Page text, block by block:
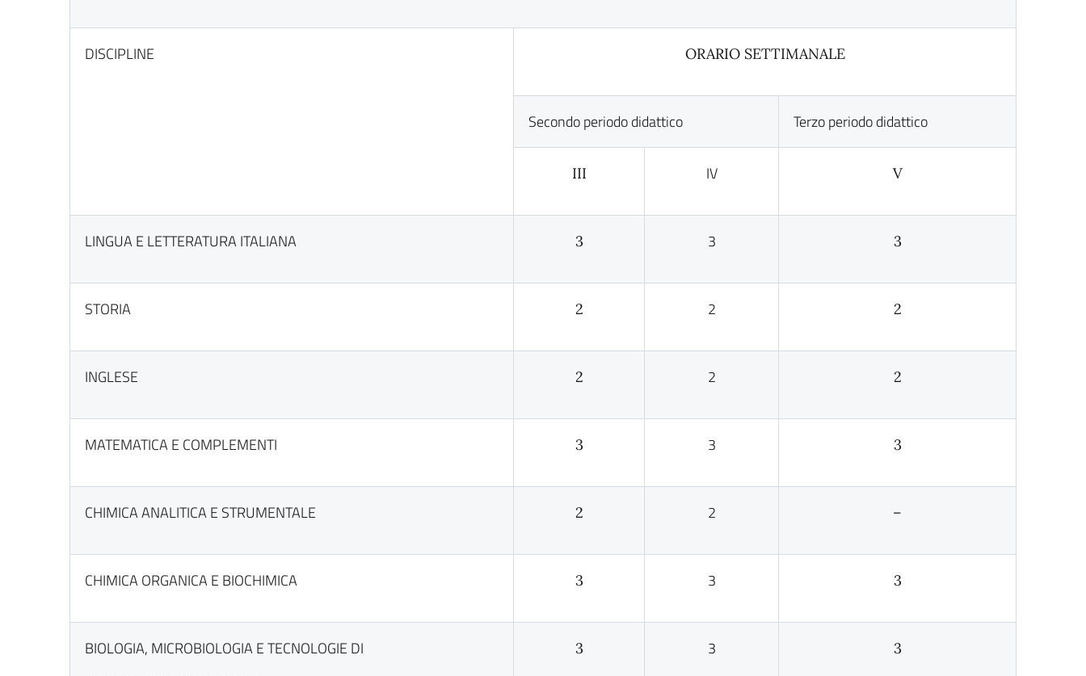
DISCIPLINE ORARIO SETTIMANALE
Secondo periodo didattico Terzo periodo didattico
III IV V
LINGUA E LETTERATURA ITALIANA 3 3 3
STORIA 2 2 2
INGLESE 2 2 2
MATEMATICA E COMPLEMENTI 3 3 3
CHIMICA ANALITICA E STRUMENTALE 2 2 –
CHIMICA ORGANICA E BIOCHIMICA 3 3 3
BIOLOGIA, MICROBIOLOGIA E TECNOLOGIE DI 3 3 3